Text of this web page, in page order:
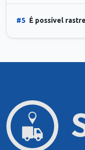
#5 É possível